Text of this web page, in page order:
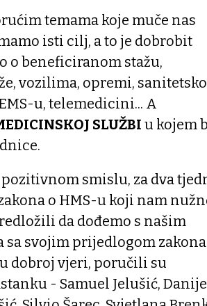
temama koje muče nas
isti cilj, a to je dobrobit
o beneficiranom stažu,
vozilima, opremi,
u, telemedicini... A
SLUŽBI u kojem
smislu, za dva
o HMS-u koji nam
da dođemo s našim
svojim prijedlogom
dobroj vjeri, poručili su
- Samuel Jelušić,